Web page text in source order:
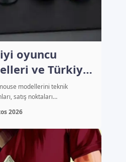
iyi oyuncu
ve Türkiye
modellerini teknik
satış noktaları…
2026